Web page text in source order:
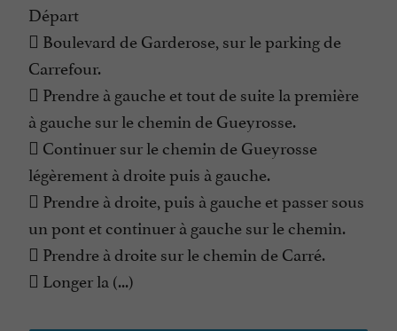
Départ
 Boulevard de Garderose, sur le parking de
Carrefour.
 Prendre à gauche et tout de suite la première
à gauche sur le chemin de Gueyrosse.
 Continuer sur le chemin de Gueyrosse
légèrement à droite puis à gauche.
 Prendre à droite, puis à gauche et passer sous
un pont et continuer à gauche sur le chemin.
 Prendre à droite sur le chemin de Carré.
 Longer la (...)